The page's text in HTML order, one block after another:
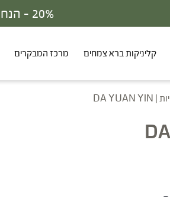
קליניקות ברא צמחים מרכז המבקרים
|
DA YUAN YIN